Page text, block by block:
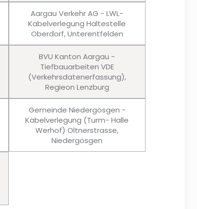
Aargau Verkehr AG - LWL-
Kabelverlegung Haltestelle
Oberdorf, Unterentfelden
BVU Kanton Aargau -
Tiefbauarbeiten VDE
(Verkehrsdatenerfassung),
Regieon Lenzburg
Gemeinde Niedergösgen -
Kabelverlegung (Turm- Halle
Werhof) Oltnerstrasse,
Niedergösgen